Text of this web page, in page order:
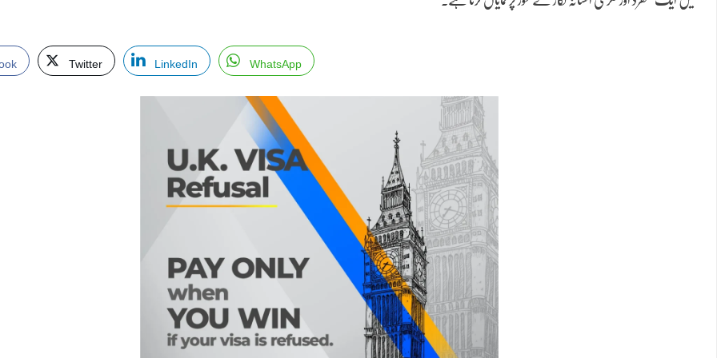
Twitter LinkedIn WhatsApp